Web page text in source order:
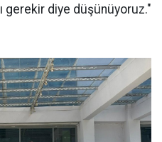
gerekir diye düşünüyoruz."